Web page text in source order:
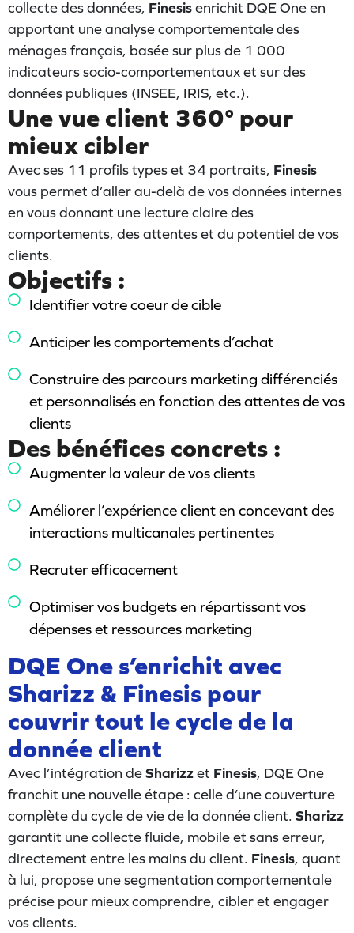
collecte des données, Finesisenrichit DQE One en
apportant une analyse comportementale des
ménages français, basée sur plus de 1 000
indicateurs socio-comportementaux et sur des
données publiques (INSEE, IRIS, etc.).
Une vue client 360° pour
mieux cibler
Avec ses 11 profils types et 34 portraits, Finesis
vous permet d’aller au-delà de vos données internes
en vous donnant une lecture claire des
comportements, des attentes et du potentiel de vos
clients.
Objectifs :
Identifier votre coeur de cible
Anticiper les comportements d’achat
Construire des parcours marketing différenciés
et personnalisés en fonction des attentes de vos
clients
Des bénéfices concrets :
Augmenter la valeur de vos clients
Améliorer l’expérience client en concevant des
interactions multicanales pertinentes
Recruter efficacement
Optimiser vos budgets en répartissant vos
dépenses et ressources marketing
DQE One s’enrichit avec
Sharizz & Finesis pour
couvrir tout le cycle de la
donnée client
Avec l’intégration deSharizzet Finesis, DQE One
franchit une nouvelle étape : celle d’une couverture
complète du cycle de vie de la donnée client. Sharizz
garantit une collecte fluide, mobile et sans erreur,
directement entre les mains du client. Finesis, quant
à lui, propose une segmentation comportementale
précise pour mieux comprendre, cibler et engager
vos clients.